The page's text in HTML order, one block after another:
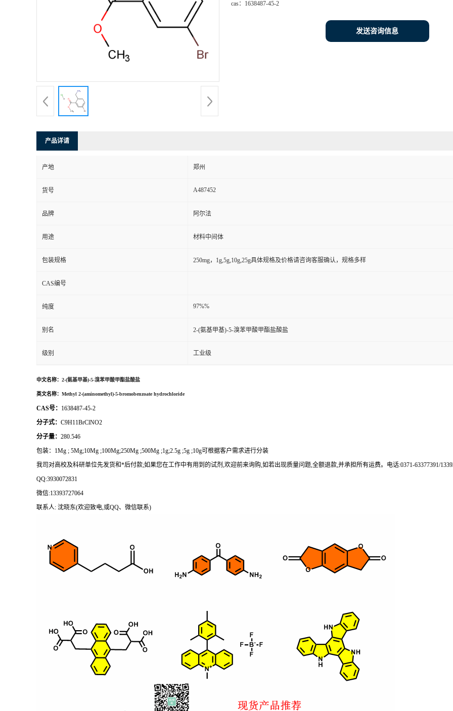
cas： 1638487-45-2
发送咨询信息
产品详请
产地 郑州
货号 A487452
品牌 阿尔法
用途 材料中间体
包装规格 250mg，1g,5g,10g,25g具体规格及价格请咨询客服确认，规格多样
CAS编号
纯度 97%%
别名 2-(氨基甲基)-5-溴苯甲酸甲酯盐酸盐
级别 工业级
中文名称： 2-(氨基甲基)-5-溴苯甲酸甲酯盐酸盐
英文名称： Methyl 2-(aminomethyl)-5-bromobenzoate hydrochloride
CAS号： 1638487-45-2
分子式： C9H11BrClNO2
分子量： 280.546
包装： 1Mg ; 5Mg;10Mg ;100Mg;250Mg ;500Mg ;1g;2.5g ;5g ;10g可根据客户需求进行分装
我司对高校及科研单位先发货和*后付款;如果您在工作中有用到的试剂,欢迎前来询购,如若出现质量问题,全额退款,并承担所有运费。电话:0371-63377391/
QQ:3930072831
微信:13393727064
联系人: 沈晓东(欢迎致电,或QQ、微信联系)